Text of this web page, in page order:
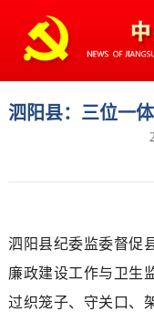
泗阳县：三位一
泗阳县纪委监委督促
廉政建设工作与卫生
过织笼子、守关口、